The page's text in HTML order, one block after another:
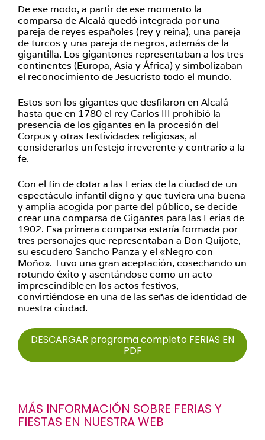
De ese modo, a partir de ese momento la
comparsa de Alcalá quedó integrada por una
pareja de reyes españoles (rey y reina), una pareja
de turcos y una pareja de negros, además de la
gigantilla. Los gigantones representaban a los tres
continentes (Europa, Asia y África) y simbolizaban
el reconocimiento de Jesucristo todo el mundo.
Estos son los gigantes que desfilaron en Alcalá
hasta que en 1780 el rey Carlos III prohibió la
presencia de los gigantes en la procesión del
Corpus y otras festividades religiosas, al
considerarlos un festejo irreverente y contrario a la
fe.
Con el fin de dotar a las Ferias de la ciudad de un
espectáculo infantil digno y que tuviera una buena
y amplia acogida por parte del público, se decide
crear una comparsa de Gigantes para las Ferias de
1902. Esa primera comparsa estaría formada por
tres personajes que representaban a Don Quijote,
su escudero Sancho Panza y el «Negro con
Moño». Tuvo una gran aceptación, cosechando un
rotundo éxito y asentándose como un acto
imprescindible en los actos festivos,
convirtiéndose en una de las señas de identidad de
nuestra ciudad.
DESCARGAR programa completo FERIAS EN
PDF
MÁS INFORMACIÓN SOBRE FERIAS Y
FIESTAS EN NUESTRA WEB